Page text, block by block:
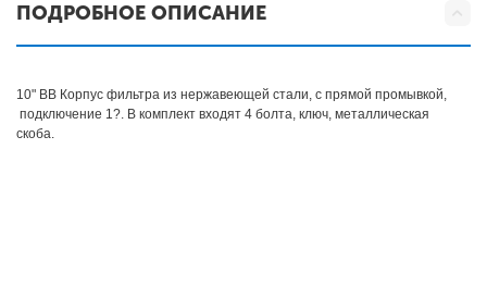
ПОДРОБНОЕ ОПИСАНИЕ
10" BB Корпус фильтра из нержавеющей стали, с прямой промывкой,
подключение 1?. В комплект входят 4 болта, ключ, металлическая
скоба.